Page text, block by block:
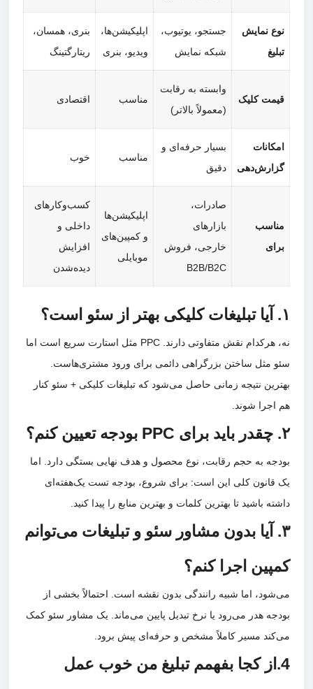
نوع نمایش
تبلیغ
جستجو، یوتیوب،
شبکه نمایش
اپلیکیشن‌ها،
ویدیو، بنری
بنری، همسان،
ریتارگتینگ
قیمت کلیک
وابسته به رقابت
(معمولاً بالاتر)
مناسب اقتصادی
امکانات
گزارش‌دهی
بسیار حرفه‌ای و
دقیق
مناسب خوب
مناسب
برای
صادرات،
بازارهای
خارجی، فروش
B2B/B2C
اپلیکیشن‌ها
و کمپین‌های
موبایلی
کسب‌وکارهای
داخلی و
افزایش
دیده‌شدن
۱. آیا تبلیغات کلیکی بهتر از سئو است؟
نه، هرکدام نقش متفاوتی دارند. PPC مثل استارت سریع است اما
سئو مثل ساختن بزرگراهی دائمی برای ورود مشتری‌هاست.
بهترین نتیجه زمانی حاصل می‌شود که تبلیغات کلیکی + سئو کنار
هم اجرا شوند.
۲. چقدر باید برای PPC بودجه تعیین کنم؟
بودجه به حجم رقابت، نوع محصول و هدف نهایی بستگی دارد. اما
یک قانون کلی این است: برای شروع، بودجه تست یک‌هفته‌ای
داشته باشید تا بهترین کلمات و بهترین منابع را پیدا کنید.
۳. آیا بدون مشاور سئو و تبلیغات می‌توانم
کمپین اجرا کنم؟
می‌شود، اما شبیه رانندگی بدون نقشه است. احتمالاً بخشی از
بودجه هدر می‌رود یا نرخ تبدیل پایین می‌ماند. یک مشاور سئو کمک
می‌کند مسیر کاملاً مشخص و حرفه‌ای پیش برود.
4.از کجا بفهمم تبلیغ من خوب عمل